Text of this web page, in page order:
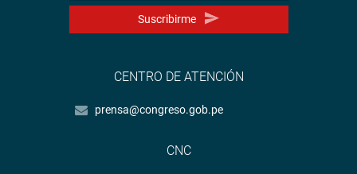
Suscribirme
CENTRO DE ATENCIÓN
prensa@congreso.gob.pe
CNC